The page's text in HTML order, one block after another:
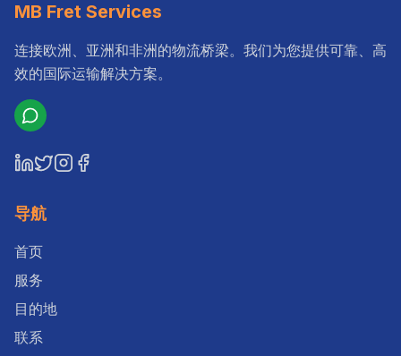
MB Fret Services
连接欧洲、亚洲和非洲的物流桥梁。我们为您提供可靠、高
效的国际运输解决方案。
导航
首页
服务
目的地
联系